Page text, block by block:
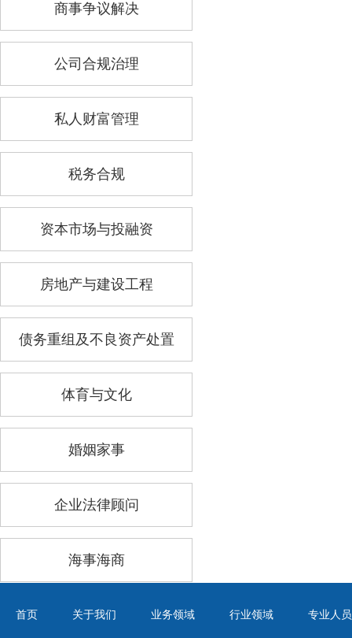
商事争议解决
公司合规治理
私人财富管理
税务合规
资本市场与投融资
房地产与建设工程
债务重组及不良资产处置
体育与文化
婚姻家事
企业法律顾问
海事海商
首页 关于我们 业务领域 行业领域 专业人员